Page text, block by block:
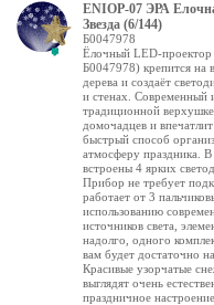
ENIOP-07 ЭРА
Звезда (6/144)
Б0047978
Ёлочный LED-проектор
Б0047978) крепится на
дерева и создаёт
и стенах. Современный
традиционной
домочадцев и
быстрый способ
атмосферу праздника. В
встроены 4 ярких
Прибор не требует
работает от 3
использованию
источников света,
надолго, одного
вам будет достаточно
Красивые узорчатые
выглядят очень
праздничное